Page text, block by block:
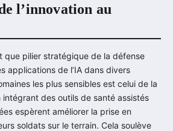
l’innovation au
que pilier stratégique de la défense
applications de l’IA dans divers
les plus sensibles est celui de la
intégrant des outils de santé assistés
espèrent améliorer la prise en
soldats sur le terrain. Cela soulève